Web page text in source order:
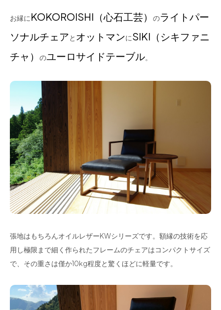
お縁に KOKOROISHI（心石工芸） のライトパー
ソナルチェアと オットマンにSIKI（シキファニ
チャ）
のユーロサイドテーブル。
張地はもちろんオイルレザーKWシリーズです。額縁の技術を応
用し極限まで細く作られたフレームのチェアはコンパクトサイズ
で、その重さは僅か10kg程度と驚くほどに軽量です。